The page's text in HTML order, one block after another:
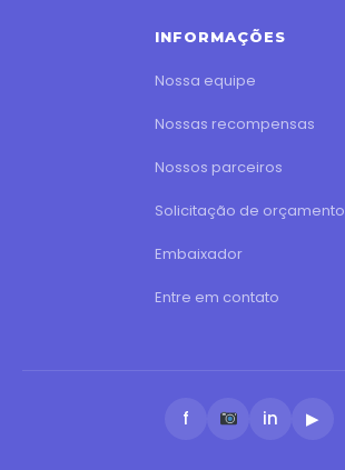
INFORMAÇÕES
Nossa equipe
Nossas recompensas
Nossos parceiros
Solicitação de orçamento
Embaixador
Entre em contato
f in ▶